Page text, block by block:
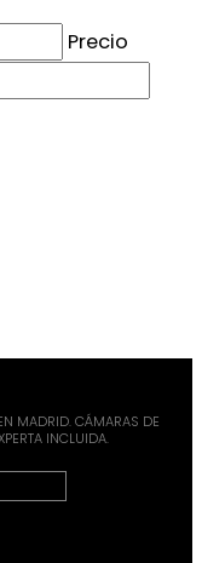
Precio
MADRID. CÁMARAS DE
INCLUIDA.